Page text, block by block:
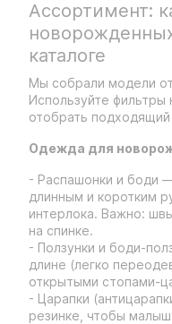
Ассортимент:
каталоге
Мы собрали модели
Используйте
отобрать подходящий
Одежда для
- Распашонки и боди
длинным и коротким
интерлока. Важно:
на спинке.
- Ползунки и боди-
длине (легко
открытыми стопами-
- Царапки
резинке, чтобы